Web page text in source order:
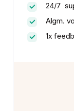
24/7
Algm.
1x